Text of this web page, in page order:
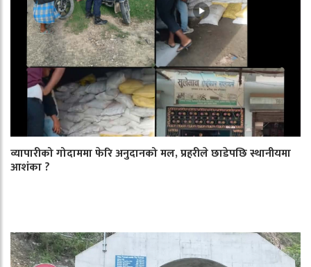
व्यापारीको गोदाममा फेरि अनुदानको मल, प्रहरीले छाडेपछि स्थानीयमा
आशंका ?